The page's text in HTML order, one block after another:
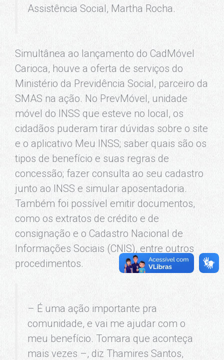
Assistência Social, Martha Rocha.
Simultânea ao lançamento do CadMóvel
Carioca, houve a oferta de serviços do
Ministério da Previdência Social, parceiro da
SMAS na ação. No PrevMóvel, unidade
móvel do INSS que esteve no local, os
cidadãos puderam tirar dúvidas sobre o site
e o aplicativo Meu INSS; saber quais são os
tipos de benefício e suas regras de
concessão; fazer consulta ao seu cadastro
junto ao INSS e simular aposentadoria.
Também foi possível emitir documentos,
como os extratos de crédito e de
consignação e o Cadastro Nacional de
Informações Sociais (CNIS), entre outros
procedimentos.
– É uma ação importante pra
comunidade, e vai me ajudar com o
meu benefício. Tomara que aconteça
mais vezes –, diz Thamires Santos,